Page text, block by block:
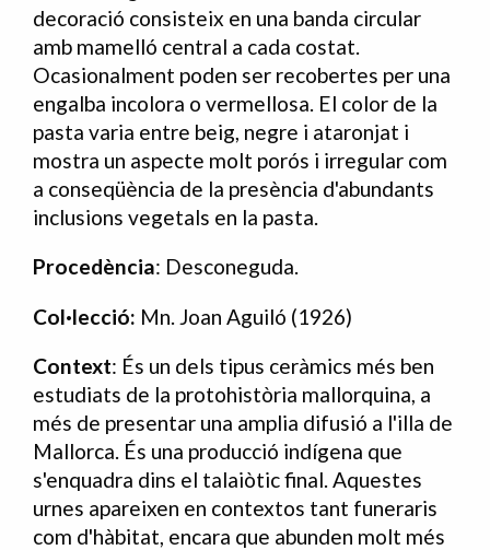
decoració consisteix en una banda circular
amb mamelló central a cada costat.
Ocasionalment poden ser recobertes per una
engalba incolora o vermellosa. El color de la
pasta varia entre beig, negre i ataronjat i
mostra un aspecte molt porós i irregular com
a conseqüència de la presència d'abundants
inclusions vegetals en la pasta.
Procedència: Desconeguda.
Col·lecció: Mn. Joan Aguiló (1926)
Context: És un dels tipus ceràmics més ben
estudiats de la protohistòria mallorquina, a
més de presentar una amplia difusió a l'illa de
Mallorca. És una producció indígena que
s'enquadra dins el talaiòtic final. Aquestes
urnes apareixen en contextos tant funeraris
com d'hàbitat, encara que abunden molt més